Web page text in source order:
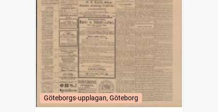
Göteborgs-upplagan, Göteborg